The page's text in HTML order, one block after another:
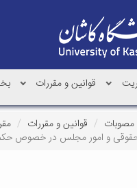
قوانین و مقررات
مصوبات قوانین و مقررات